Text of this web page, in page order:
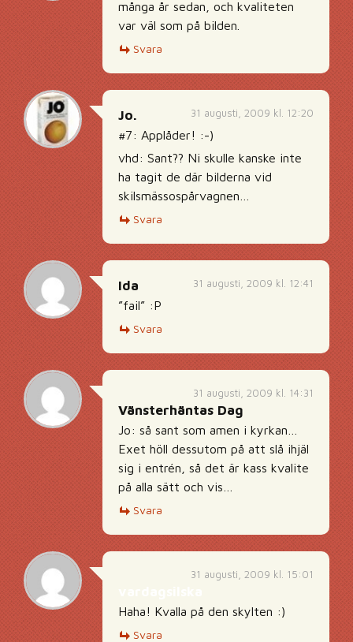
många år sedan, och kvaliteten
var väl som på bilden.
Svara
31 augusti, 2009 kl. 12:20
Jo.
#7: Applåder! :-)
vhd: Sant?? Ni skulle kanske inte
ha tagit de där bilderna vid
skilsmässospårvagnen…
Svara
31 augusti, 2009 kl. 12:41
Ida
”fail” :P
Svara
31 augusti, 2009 kl. 14:31
Vänsterhäntas Dag
Jo: så sant som amen i kyrkan…
Exet höll dessutom på att slå ihjäl
sig i entrén, så det är kass kvalite
på alla sätt och vis…
Svara
31 augusti, 2009 kl. 15:01
Haha! Kvalla på den skylten :)
Svara